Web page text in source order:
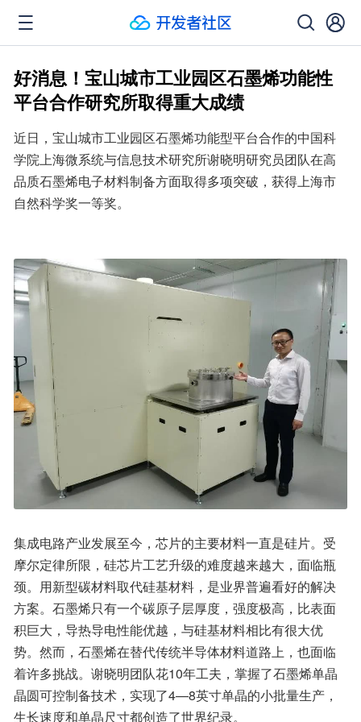
好消息！宝山城市工业园区石墨烯功能性
平台合作研究所取得重大成绩
近日，宝山城市工业园区石墨烯功能型平台合作的中国科
学院上海微系统与信息技术研究所谢晓明研究员团队在高
品质石墨烯电子材料制备方面取得多项突破，获得上海市
自然科学奖一等奖。
集成电路产业发展至今，芯片的主要材料一直是硅片。受
摩尔定律所限，硅芯片工艺升级的难度越来越大，面临瓶
颈。用新型碳材料取代硅基材料，是业界普遍看好的解决
方案。石墨烯只有一个碳原子层厚度，强度极高，比表面
积巨大，导热导电性能优越，与硅基材料相比有很大优
势。然而，石墨烯在替代传统半导体材料道路上，也面临
着许多挑战。谢晓明团队花10年工夫，掌握了石墨烯单晶
晶圆可控制备技术，实现了4—8英寸单晶的小批量生产，
生长速度和单晶尺寸都创造了世界纪录。